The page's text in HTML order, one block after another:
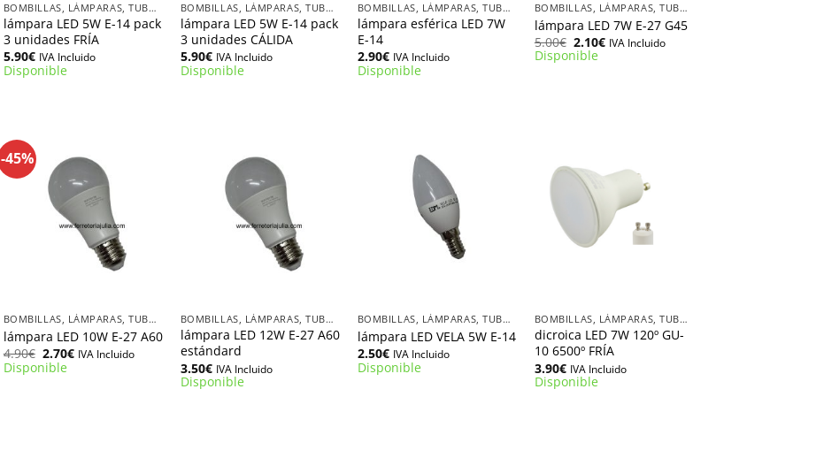
BOMBILLAS, LÁMPARAS, TUBOS LED
lámpara LED 5W E-14 pack
3 unidades FRÍA
5.90€ IVA Incluido
Disponible
BOMBILLAS, LÁMPARAS, TUBOS LED
lámpara LED 5W E-14 pack
3 unidades CÁLIDA
5.90€ IVA Incluido
Disponible
BOMBILLAS, LÁMPARAS, TUBOS LED
lámpara esférica LED 7W
E-14
2.90€ IVA Incluido
Disponible
BOMBILLAS, LÁMPARAS, TUBOS LED
lámpara LED 7W E-27 G45
5.00€ El
precio
original
2.10€ElIVA Incluido
Disponible
-45%
BOMBILLAS, LÁMPARAS, TUBOS LED
lámpara LED 10W E-27 A60
4.90€ El
precio
original
2.70€ElIVA Incluido
Disponible
BOMBILLAS, LÁMPARAS, TUBOS LED
lámpara LED 12W E-27 A60
estándard
3.50€ IVA Incluido
Disponible
BOMBILLAS, LÁMPARAS, TUBOS LED
lámpara LED VELA 5W E-14
2.50€ IVA Incluido
Disponible
BOMBILLAS, LÁMPARAS, TUBOS LED
dicroica LED 7W 120º GU-
10 6500º FRÍA
3.90€ IVA Incluido
Disponible